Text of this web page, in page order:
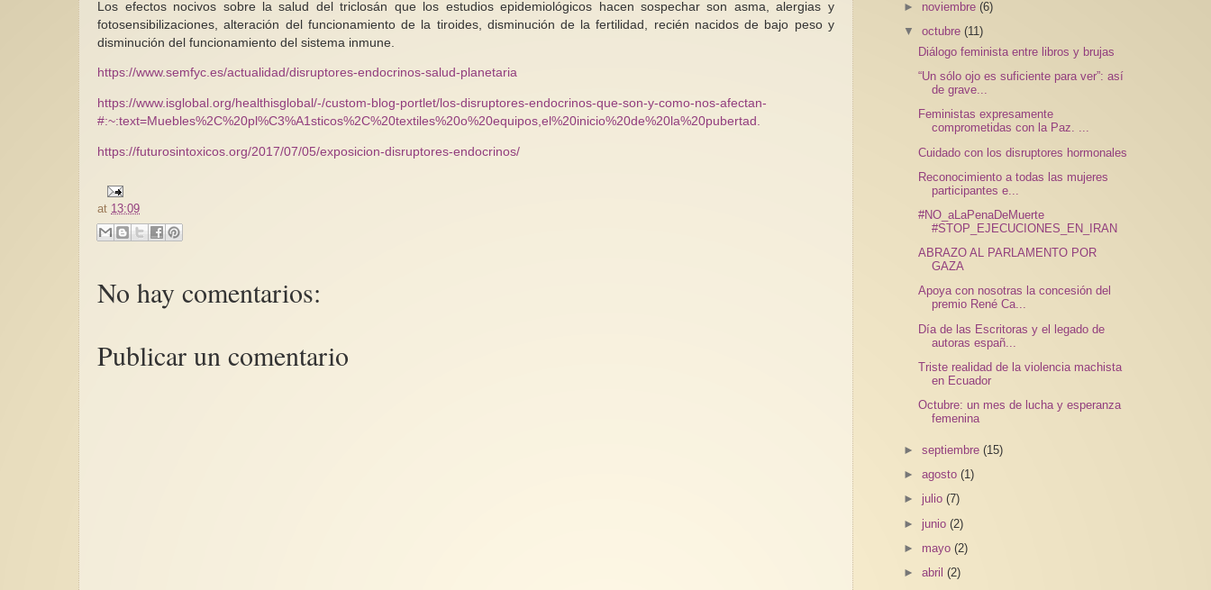
Los efectos nocivos sobre la salud del triclosán que los estudios epidemiológicos hacen sospechar son asma, alergias y
fotosensibilizaciones, alteración del funcionamiento de la tiroides, disminución de la fertilidad, recién nacidos de bajo peso y
disminución del funcionamiento del sistema inmune.
https://www.semfyc.es/actualidad/disruptores-endocrinos-salud-planetaria
https://www.isglobal.org/healthisglobal/-/custom-blog-portlet/los-disruptores-endocrinos-que-son-y-como-nos-afectan-
#:~:text=Muebles%2C%20pl%C3%A1sticos%2C%20textiles%20o%20equipos,el%20inicio%20de%20la%20pubertad.
https://futurosintoxicos.org/2017/07/05/exposicion-disruptores-endocrinos/
at 13:09
No hay comentarios:
Publicar un comentario
► noviembre(6)
▼octubre(11)
Diálogo feminista entre libros y brujas
“Un sólo ojo es suficiente para ver”: así
de grave...
Feministas expresamente
comprometidas con la Paz. ...
Cuidado con los disruptores hormonales
Reconocimiento a todas las mujeres
participantes e...
#NO_aLaPenaDeMuerte
#STOP_EJECUCIONES_EN_IRAN
ABRAZO AL PARLAMENTO POR
GAZA
Apoya con nosotras la concesión del
premio René Ca...
Día de las Escritoras y el legado de
autoras españ...
Triste realidad de la violencia machista
en Ecuador
Octubre: un mes de lucha y esperanza
femenina
►septiembre(15)
►agosto(1)
► julio(7)
► junio(2)
► mayo(2)
►abril(2)